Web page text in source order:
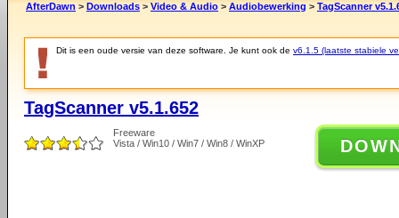
AfterDawn > Downloads > Video & Audio > Audiobewerking > TagScanner
Dit is een oude versie van deze software. Je kunt ook de v6.1.5 (laatste stabiele
TagScanner v5.1.652
Freeware
Vista / Win10 / Win7 / Win8 / WinXP